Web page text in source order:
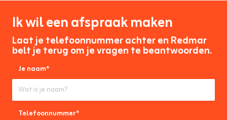
Ik wil een afspraak maken
Laat je telefoonnummer achter en Redmar
belt je terug om je vragen te beantwoorden.
Je naam*
Telefoonnummer*